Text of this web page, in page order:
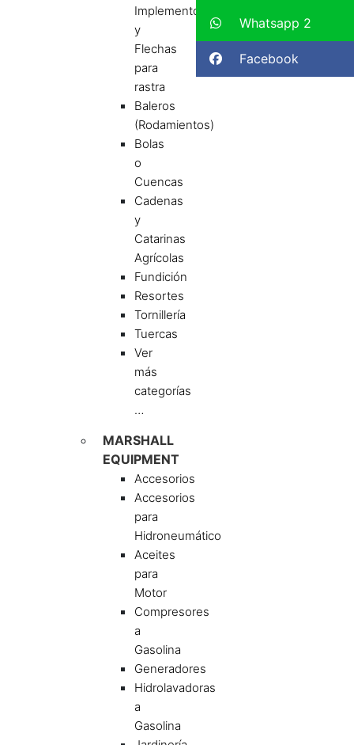
Implementos
y
Flechas
para
rastra
Baleros
(Rodamientos)
Bolas
o
Cuencas
Cadenas
y
Catarinas
Agrícolas
Fundición
Resortes
Tornillería
Tuercas
Ver
más
categorías
…
MARSHALL
EQUIPMENT
Accesorios
Accesorios
para
Hidroneumático
Aceites
para
Motor
Compresores
a
Gasolina
Generadores
Hidrolavadoras
a
Gasolina
Whatsapp 2
Facebook